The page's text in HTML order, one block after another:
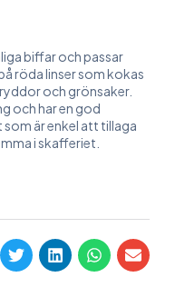
biffar och passar
röda linser som kokas
och grönsaker.
och har en god
är enkel att tillaga
i skafferiet.